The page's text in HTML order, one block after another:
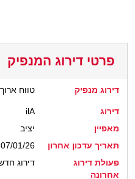
פרטי דירוג המנפיק
דירוג מנפיק טווח ארוך
דירוג
ilA
מאפיין
יציב
תאריך עדכון אחרון
07/01/26
פעולת דירוג
אחרונה
דירוג